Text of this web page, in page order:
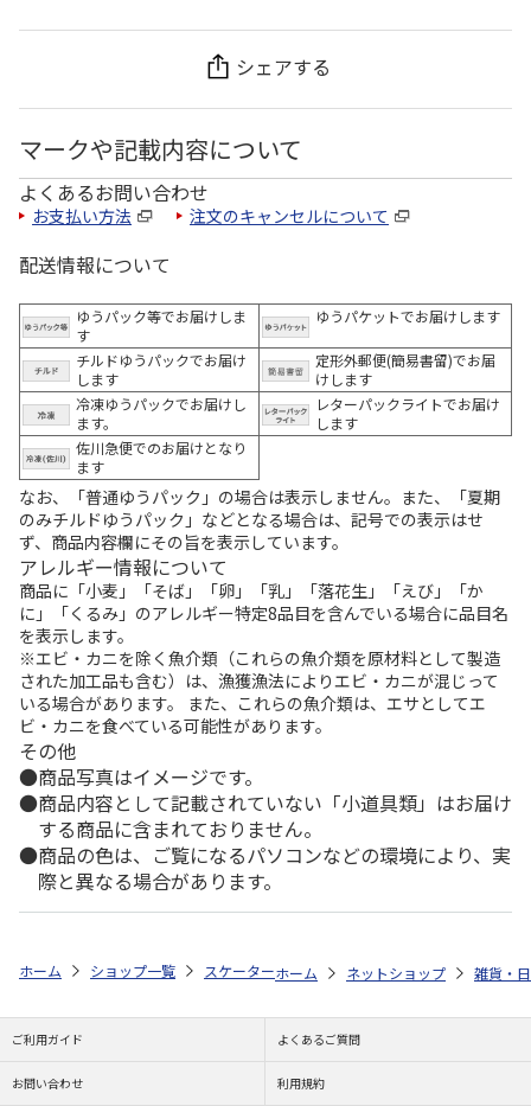
シェアする
マークや記載内容について
よくあるお問い合わせ
お支払い方法 注文のキャンセルについて
配送情報について
ゆうパック等でお届けしま
す
ゆうパケットでお届けします
チルドゆうパックでお届け
します
定形外郵便(簡易書留)でお届
けします
冷凍ゆうパックでお届けし
ます。
レターパックライトでお届け
します
佐川急便でのお届けとなり
ます
なお、「普通ゆうパック」の場合は表示しません。また、「夏期
のみチルドゆうパック」などとなる場合は、記号での表示はせ
ず、商品内容欄にその旨を表示しています。
アレルギー情報について
商品に「小麦」「そば」「卵」「乳」「落花生」「えび」「か
に」「くるみ」のアレルギー特定8品目を含んでいる場合に品目名
を表示します。
※エビ・カニを除く魚介類（これらの魚介類を原材料として製造
された加工品も含む）は、漁獲漁法によりエビ・カニが混じって
いる場合があります。 また、これらの魚介類は、エサとしてエ
ビ・カニを食べている可能性があります。
その他
商品写真はイメージです。
商品内容として記載されていない「小道具類」はお届け
する商品に含まれておりません。
商品の色は、ご覧になるパソコンなどの環境により、実
際と異なる場合があります。
ホーム ショップ一覧 スケーター 保冷ポーチ付メッシュトートバッ
ホーム ネットショップ 雑貨・
ご利用ガイド よくあるご質問
お問い合わせ 利用規約